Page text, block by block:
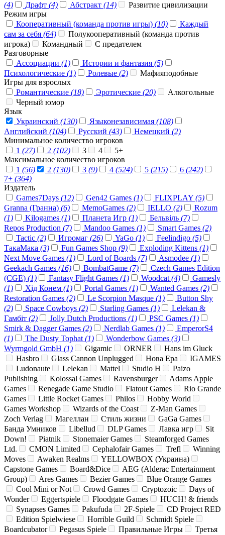
(4)
Драфт (4) Абстракт (14)
Развитие цивилизации
Режим игры
Кооперативный (команда против игры) (10)
Каждый
сам за себя (64)
Полукооперативный (команда против
игрока)
Командный
С предателем
Разговорные
Ассоциации (1) Истории и фантазия (5)
Психологические (1) Ролевые (2)
Мафияподобные
Игры для взрослых
Романтические (18) Эротические (20)
Алкогольные
Черный юмор
Язык
Украинский (130) Языконезависимая (108)
Английский (104) Русский (43) Немецкий (2)
Минимальное количество игроков
1 (27) 2 (102) 3 4
5+
Максимальное количество игроков
1 (56) 2 (130) 3 (9) 4 (524) 5 (215) 6 (242)
7+ (364)
Издатель
Games7Days (12) Gen42 Games (1) FLIXPLAY (5)
Granna (Гранна) (6) MemoGames (2) IELLO (2)
Rozum
(1)
Kilogames (1) Планета Игр (1) Бельвіль (7)
Repos Production (7) Mandoo Games (1) Smart Games (2)
Tactic (2) Игромаг (26) YaGo (1) Feelindigo (5)
ТакаМака (3) Fun Games Shop (9) Exploding Kittens (1)
Next Move Games (1) Lord of Boards (7) Asmodee (1)
Geekach Games (16) BombatGame (7)
Czech Games Edition
(CGE) (1) Fantasy Flight Games (1) Woodcat (4)
Gamesly
(1)
Хід Конем (1) Portal Games (1) Wanted Games (2)
Restoration Games (2) Le Scorpion Masque (1)
Button Shy
(2)
Space Cowboys (2) Starling Games (1)
Lelekan &
Гамбіт (2) Jolly Dutch Productions (1) PSC Games (1)
Smirk & Dagger Games (2) Nerdlab Games (1)
EmperorS4
(1)
The Dusty Tophat (1) Wonderbow Games (3)
Wyrmgold GmbH (1) Gigamic ORNER
Hans im Gluck
Hasbro
Glass Cannon Unplugged Нова Ера
IGAMES
Ludonaute
Lelekan Mattel Studio H
Paizo
Publishing
Kolossal Games Ravensburger
Adams Apple
Games
Renegade Game Studio Flatout Games
Rio Grande
Games
Little Rocket Games Philos
Hobby World
Games Workshop
Wizards of the Coast
Z-Man Games
Zoch Verlag
Магеллан Стиль жизни
GaGa Games
Банда Умников
Libellud DLP Games Лавка игр
Sit
Down!
Piatnik Stonemaier Games
Steamforged Games
Ltd.
CMON Limited Cephalofair Games Trefl
Winning
Moves
Awaken Realms
YELLOWBOX (Украина)
Capstone Games
Board&Dice
AEG (Alderac Entertainment
Group)
Ares Games Bezier Games
Blue Orange Games
Cool Mini or Not
Crowd Games Cryptozoic
Days of
Wonder
Eggertspiele Floodgate Games
HUCH! & friends
Synapses Games
Pakufuda 2F-Spiele
CD Project RED
Edition Spielwiese
Horrible Guild
Schmidt Spiele
Boardcubator
Pegasus Spiele Правильные Игры Третья